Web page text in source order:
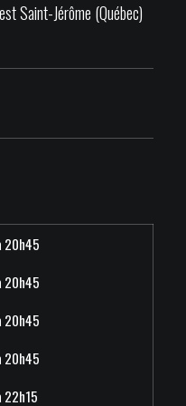
Saint-Jérôme (Québec)
20h45
20h45
20h45
20h45
22h15